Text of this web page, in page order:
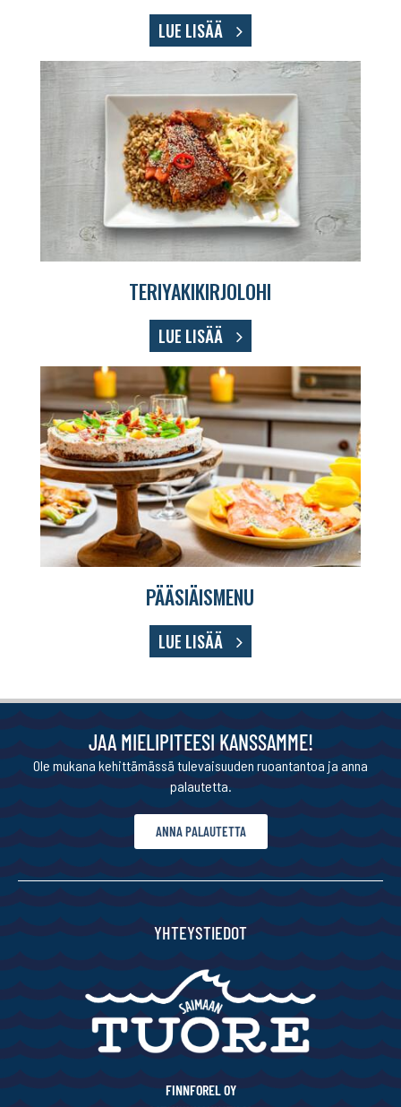
LUE LISÄÄ
TERIYAKIKIRJOLOHI
LUE LISÄÄ
PÄÄSIÄISMENU
LUE LISÄÄ
JAA MIELIPITEESI KANSSAMME!
Ole mukana kehittämässä tulevaisuuden ruoantantoa ja anna
palautetta.
ANNA PALAUTETTA
YHTEYSTIEDOT
FINNFOREL OY